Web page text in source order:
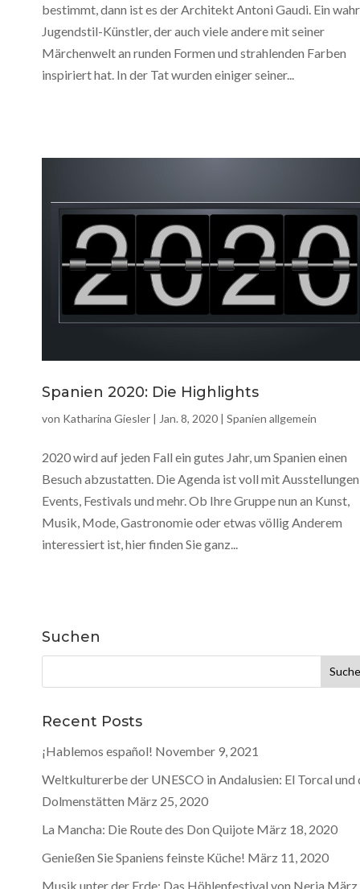
bestimmt, dann ist es der Architekt Antoni Gaudi. Ein
Jugendstil-Künstler, der auch viele andere mit seiner
Märchenwelt an runden Formen und strahlenden Farben
inspiriert hat. In der Tat wurden einiger seiner...
Spanien 2020: Die Highlights
von Katharina Giesler | Jan. 8, 2020 | Spanien allgemein
2020 wird auf jeden Fall ein gutes Jahr, um Spanien einen
Besuch abzustatten. Die Agenda ist voll mit
Events, Festivals und mehr. Ob Ihre Gruppe nun an Kunst,
Musik, Mode, Gastronomie oder etwas völlig Anderem
interessiert ist, hier finden Sie ganz...
Suchen
nach:
Recent Posts
¡Hablemos español! November 9, 2021
Weltkulturerbe der UNESCO in Andalusien: El Torcal und
Dolmenstätten März 25, 2020
La Mancha: Die Route des Don Quijote März 18, 2020
Genießen Sie Spaniens feinste Küche! März 11, 2020
Musik unter der Erde: Das Höhlenfestival von Nerja März